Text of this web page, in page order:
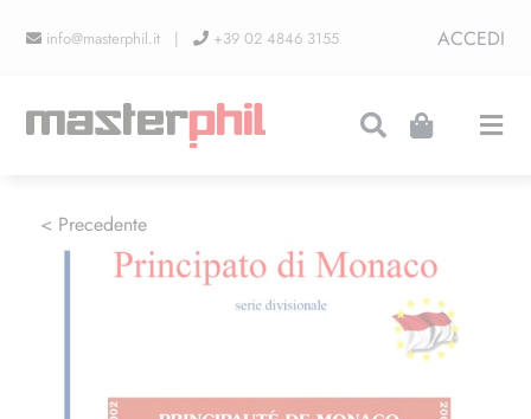
info@masterphil.it | +39 02 4846 3155 ACCEDI
LINEA COLLEZIONISMO
< Precedente